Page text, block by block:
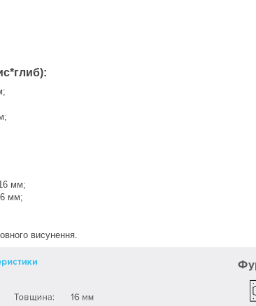
мм;
мм;
висунення.